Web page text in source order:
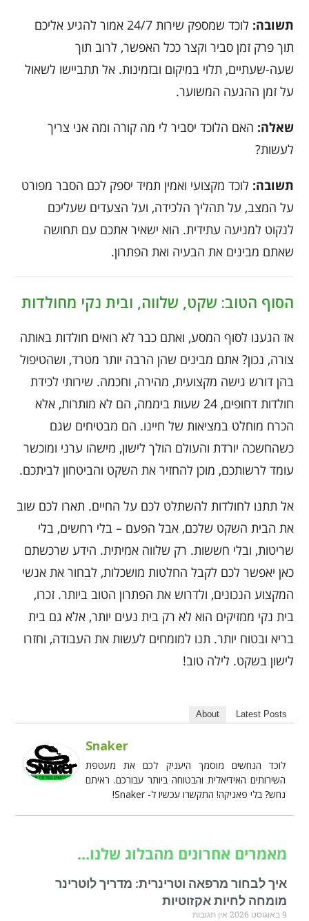
תשובה:
לוכד שמספק שירות 24/7 אמור להגיע אליכם
תוך פרק זמן סביר וקצר ככל האפשר, לרוב תוך
שעה-שעתיים, תלוי במיקום ובזמינות. אל תתביישו לשאול
על זמן ההגעה המשוער.
שאלה: האם הלוכד יסביר לי מה קורה ומה אני צריך
לעשות?
תשובה: לוכד מקצועי ואמין תמיד יספק לכם הסבר מפורט
על המצב, על תהליך הלכידה, ועל הצעדים שעליכם
לנקוט למניעה עתידית. הוא ישאיר אתכם עם תחושה
שאתם מבינים את הבעיה ואת הפתרון.
הסוף הטוב: שקט, שלווה, ובית נקי מחולדות
אז הגענו לסוף המסע, ואתם כבר לא רואים חולדות באותה
צורה, נכון? אתם מבינים שהן הרבה יותר מטרד, ושהטיפול
בהן דורש גישה מקצועית, מהירה, וחכמה. שירותי לכידת
חולדות דחופים, 24 שעות ביממה, הם לא מותרות, אלא
הכרח מוחלט במציאות של חיינו. הם מבטיחים שגם
כשהחשכה יורדת והעולם הולך לישון, מישהו ערני ומוכשר
עומד לרשותכם, מוכן להחזיר את השקט והביטחון לביתכם.
אל תתנו לחולדות להשתלט לכם על החיים. תארו לכם שוב
את הבית השקט שלכם, אבל הפעם – בלי רחשים, בלי
שריטות, ובלי חששות. רק שלווה אמיתית. הידע שרכשתם
כאן יאפשר לכם לקבל החלטות מושכלות, לבחור את אנשי
המקצוע הנכונים, ולדרוש את הפתרון הטוב ביותר. זכרו,
בית נקי ממזיקים הוא לא רק בית נעים יותר, אלא גם בית
בריא ובטוח יותר. תנו למומחים לעשות את העבודה, וחזרו
לישון בשקט. לילה טוב!
About Latest Posts
Snaker
לוכד הנחשים מוסמך היעניק לכם את מעטפת
השירותים האידיאלית והבטוחה ביותר עבורכם. ראיתם
נחש? בלי פאניקה! התקשרו עכשיו ל- Snaker!
מאמרים אחרונים מהבלוג שלנו...
איך לבחור מרפאה וטרינרית: מדריך לוטרינר
מומחה לחיות אקזוטיות
9 באוגוסט 2026 אין תגובות